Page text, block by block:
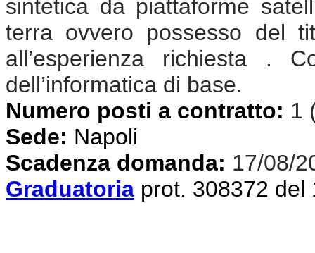
sintetica da piattaforme
terra ovvero possesso del
all’esperienza richiesta .
dell’informatica di base.
Numero posti a contratto: 1
Sede: Napoli
Scadenza domanda: 17/08/
Graduatoria prot. 308372 del